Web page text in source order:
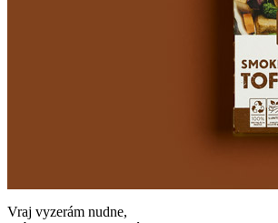
Vraj vyzerám nudne,